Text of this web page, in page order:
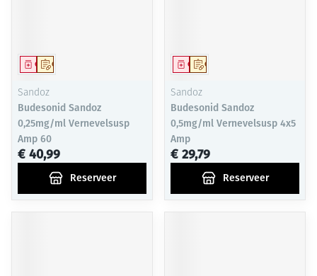
Op voorschrift
Geneesmiddel
Sandoz
Budesonid Sandoz
0,25mg/ml Vernevelsusp
Amp 60
€ 40,99
Reserveer
Op voorschrift
Geneesmiddel
Sandoz
Budesonid Sandoz
0,5mg/ml Vernevelsusp 4x5
Amp
€ 29,79
Reserveer